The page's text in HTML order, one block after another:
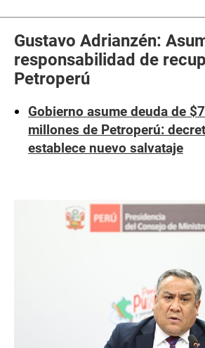
Gustavo Adrianzén:
responsabilidad de
Petroperú
Gobierno asume deuda de
millones de Petroperú:
establece nuevo salvataje